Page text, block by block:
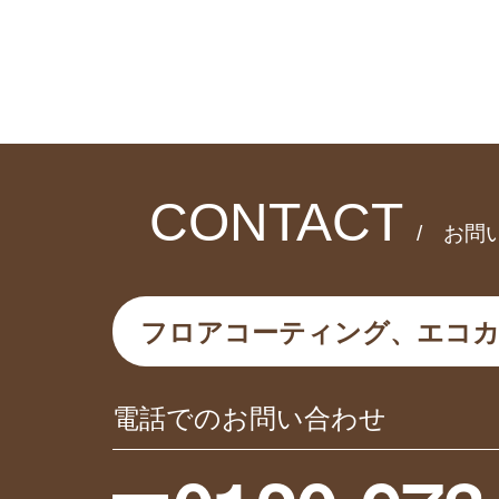
CONTACT/ お問
フロアコーティング、エコ
電話でのお問い合わせ